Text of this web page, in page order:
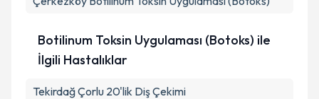
Botilinum Toksin Uygulaması (Botoks) ile
İlgili Hastalıklar
Tekirdağ Çorlu 20'lik Diş Çekimi